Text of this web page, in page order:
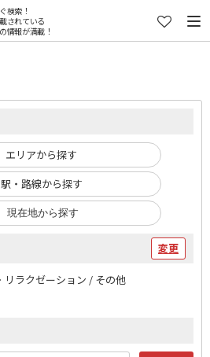
検索！
されている
情報が満載！
エリアから探す
駅・路線から探す
現在地から探す
変更
ラクゼーション / その他